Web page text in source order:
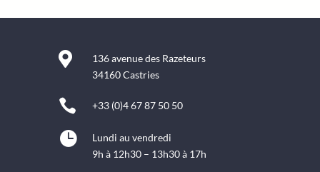

136 avenue des Razeteurs
34160 Castries
 +33 (0)4 67 87 50 50

Lundi au vendredi
9h à 12h30 – 13h30 à 17h